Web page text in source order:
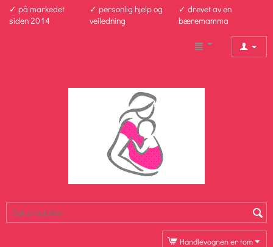
✓ på markedet
siden 2014
✓ personlig hjelp og
veiledning
✓ drevet av en
bæremamma
Handlevognen er tom